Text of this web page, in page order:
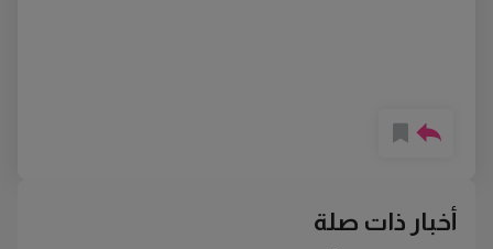
أخبار ذات صلة